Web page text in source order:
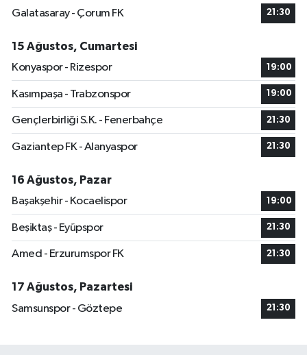
Galatasaray - Çorum FK
21:30
15 Ağustos, Cumartesi
Konyaspor - Rizespor
19:00
Kasımpaşa - Trabzonspor 19:00
Gençlerbirliği S.K. - Fenerbahçe 21:30
Gaziantep FK - Alanyaspor 21:30
16 Ağustos, Pazar
Başakşehir - Kocaelispor
19:00
Beşiktaş - Eyüpspor 21:30
Amed - Erzurumspor FK 21:30
17 Ağustos, Pazartesi
Samsunspor - Göztepe
21:30